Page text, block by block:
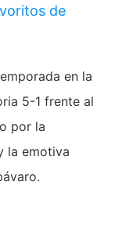
de
en la
5-1 frente al
por la
la emotiva